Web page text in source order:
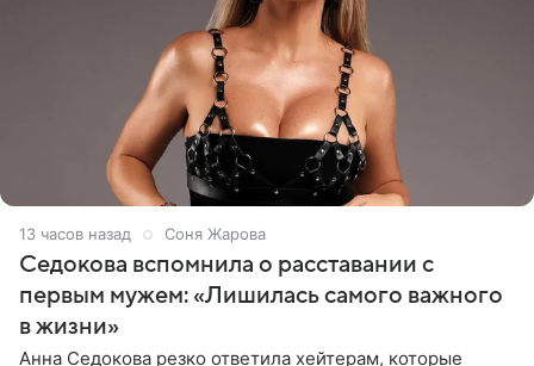
13 часов назад Соня Жарова
Седокова вспомнила о расставании с
первым мужем: «Лишилась самого важного
в жизни»
Анна Седокова резко ответила хейтерам, которые